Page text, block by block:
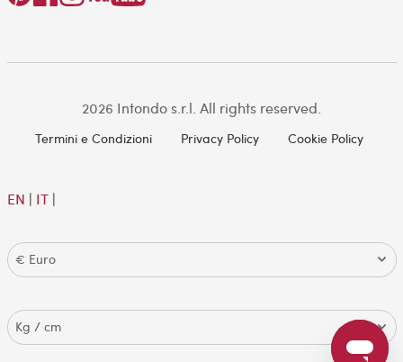
2026 Intondo s.r.l. All rights reserved.
Termini e Condizioni Privacy Policy Cookie Policy
EN | IT|